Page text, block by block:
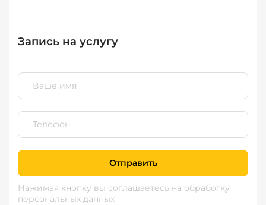
Запись на услугу
Отправить
Нажимая кнопку вы соглашаетесь на обработку
персональных данных